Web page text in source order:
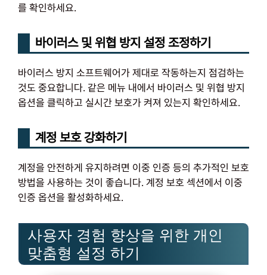
를 확인하세요.
바이러스 및 위협 방지 설정 조정하기
바이러스 방지 소프트웨어가 제대로 작동하는지 점검하는
것도 중요합니다. 같은 메뉴 내에서 바이러스 및 위협 방지
옵션을 클릭하고 실시간 보호가 켜져 있는지 확인하세요.
계정 보호 강화하기
계정을 안전하게 유지하려면 이중 인증 등의 추가적인 보호
방법을 사용하는 것이 좋습니다. 계정 보호 섹션에서 이중
인증 옵션을 활성화하세요.
사용자 경험 향상을 위한 개인
맞춤형 설정 하기